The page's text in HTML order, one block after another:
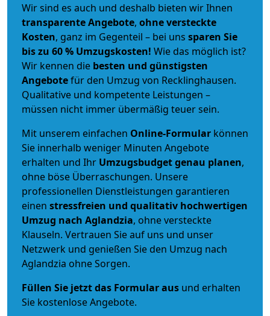
Wir sind es auch und deshalb bieten wir Ihnen
transparente Angebote, ohne versteckte
Kosten, ganz im Gegenteil – bei uns sparen Sie
bis zu 60 % Umzugskosten! Wie das möglich ist?
Wir kennen die besten und günstigsten
Angebotefür den Umzug von Recklinghausen.
Qualitative und kompetente Leistungen –
müssen nicht immer übermäßig teuer sein.
Mit unserem einfachen Online-Formular können
Sie innerhalb weniger Minuten Angebote
erhalten und Ihr Umzugsbudgetgenau planen,
ohne böse Überraschungen. Unsere
professionellen Dienstleistungen garantieren
einen stressfreien und qualitativ hochwertigen
Umzug nach Aglandzia, ohne versteckte
Klauseln. Vertrauen Sie auf uns und unser
Netzwerk und genießen Sie den Umzug nach
Aglandzia ohne Sorgen.
Füllen Sie jetzt das Formular aus und erhalten
Sie kostenlose Angebote.